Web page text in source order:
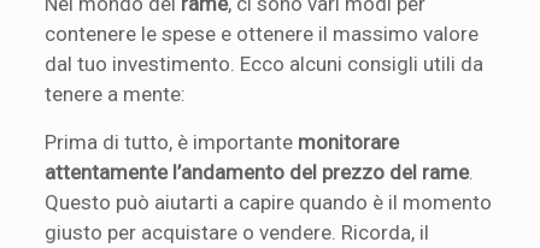
contenere le spese e ottenere il massimo valore
dal tuo investimento. Ecco alcuni consigli utili da
tenere a mente:
Prima di tutto, è importante monitorare
attentamente l’andamento del prezzo del rame.
Questo può aiutarti a capire quando è il momento
giusto per acquistare o vendere. Ricorda, il